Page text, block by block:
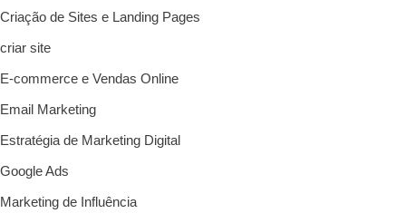
Criação de Sites e Landing Pages
criar site
E-commerce e Vendas Online
Email Marketing
Estratégia de Marketing Digital
Google Ads
Marketing de Influência